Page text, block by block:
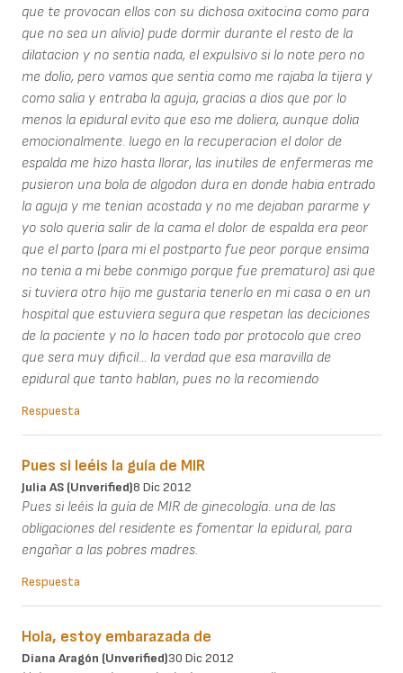
que te provocan ellos con su dichosa oxitocina como para
que no sea un alivio) pude dormir durante el resto de la
dilatacion y no sentia nada, el expulsivo si lo note pero no
me dolio, pero vamos que sentia como me rajaba la tijera y
como salia y entraba la aguja, gracias a dios que por lo
menos la epidural evito que eso me doliera, aunque dolia
emocionalmente. luego en la recuperacion el dolor de
espalda me hizo hasta llorar, las inutiles de enfermeras me
pusieron una bola de algodon dura en donde habia entrado
la aguja y me tenian acostada y no me dejaban pararme y
yo solo queria salir de la cama el dolor de espalda era peor
que el parto (para mi el postparto fue peor porque ensima
no tenia a mi bebe conmigo porque fue prematuro) asi que
si tuviera otro hijo me gustaria tenerlo en mi casa o en un
hospital que estuviera segura que respetan las deciciones
de la paciente y no lo hacen todo por protocolo que creo
que sera muy dificil... la verdad que esa maravilla de
epidural que tanto hablan, pues no la recomiendo
Respuesta
Pues si leéis la guía de MIR
Julia AS (unverified)8 Dic 2012
Pues si leéis la guía de MIR de ginecología. una de las
obligaciones del residente es fomentar la epidural, para
engañar a las pobres madres.
Respuesta
Hola, estoy embarazada de
Diana Aragón (unverified)30 Dic 2012